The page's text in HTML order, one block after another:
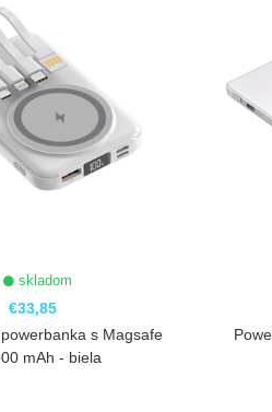
skladom
€33,85
s Magsafe
mAh - biela